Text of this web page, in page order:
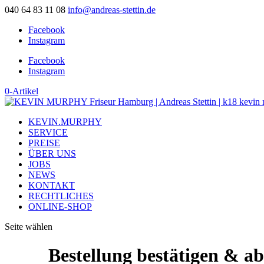
040 64 83 11 08 info@andreas-stettin.de
Facebook
Instagram
Facebook
Instagram
0-Artikel
KEVIN.MURPHY
SERVICE
PREISE
ÜBER UNS
JOBS
NEWS
KONTAKT
RECHTLICHES
ONLINE-SHOP
Seite wählen
Bestellung bestätigen &